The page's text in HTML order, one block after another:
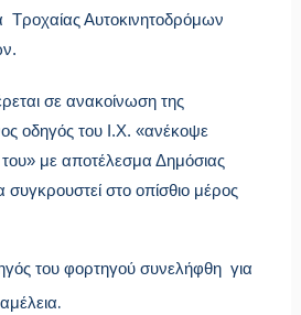
Τροχαίας Αυτοκινητοδρόμων
σε ανακοίνωση της
οδηγός του Ι.Χ. «ανέκοψε
του» με αποτέλεσμα Δημόσιας
στο οπίσθιο μέρος
του φορτηγού συνελήφθη για
.